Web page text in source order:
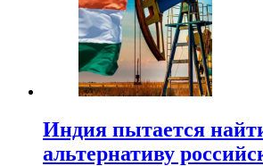
Индия пытается
альтернативу